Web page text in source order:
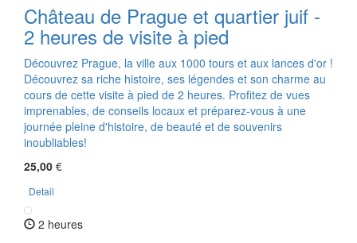
Château de Prague et quartier juif -
2 heures de visite à pied
Découvrez Prague, la ville aux 1000 tours et aux lances d'or !
Découvrez sa riche histoire, ses légendes et son charme au
cours de cette visite à pied de 2 heures. Profitez de vues
imprenables, de conseils locaux et préparez-vous à une
journée pleine d'histoire, de beauté et de souvenirs
inoubliables!
25,00 €
Detail
2 heures